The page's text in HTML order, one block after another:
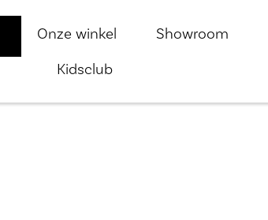
Onze winkel Showroom
Kidsclub